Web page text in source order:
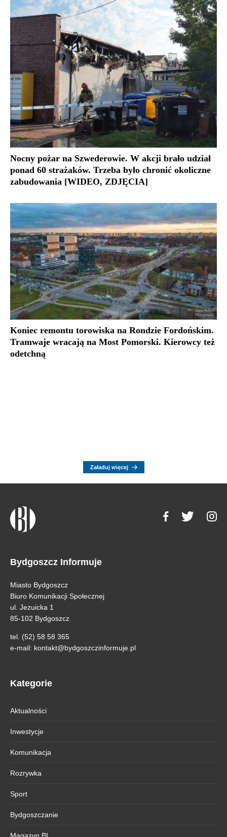
Nocny pożar na Szwederowie. W akcji brało udział
ponad 60 strażaków. Trzeba było chronić okoliczne
zabudowania [WIDEO, ZDJĘCIA]
Koniec remontu torowiska na Rondzie Fordońskim.
Tramwaje wracają na Most Pomorski. Kierowcy też
odetchną
Załaduj więcej
Bydgoszcz Informuje
Miasto Bydgoszcz
Biuro Komunikacji Społecznej
ul. Jezuicka 1
85-102 Bydgoszcz
tel. (52) 58 58 365
e-mail: kontakt@bydgoszczinformuje.pl
Kategorie
Aktualności
Inwestycje
Komunikacja
Rozrywka
Sport
Bydgoszczanie
Magazyn BI